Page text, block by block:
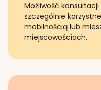
Możliwość
szczególnie
mobilnością lub
miejscowościach.